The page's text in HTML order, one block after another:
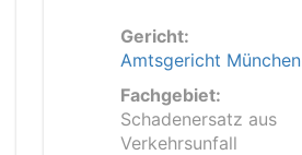
Gericht:
Amtsgericht München
Fachgebiet:
Schadenersatz aus
Verkehrsunfall